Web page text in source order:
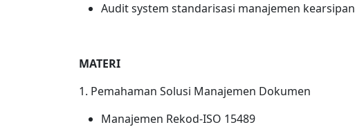
Audit system standarisasi manajemen kearsipan
MATERI
1. Pemahaman Solusi Manajemen Dokumen
Manajemen Rekod-ISO 15489